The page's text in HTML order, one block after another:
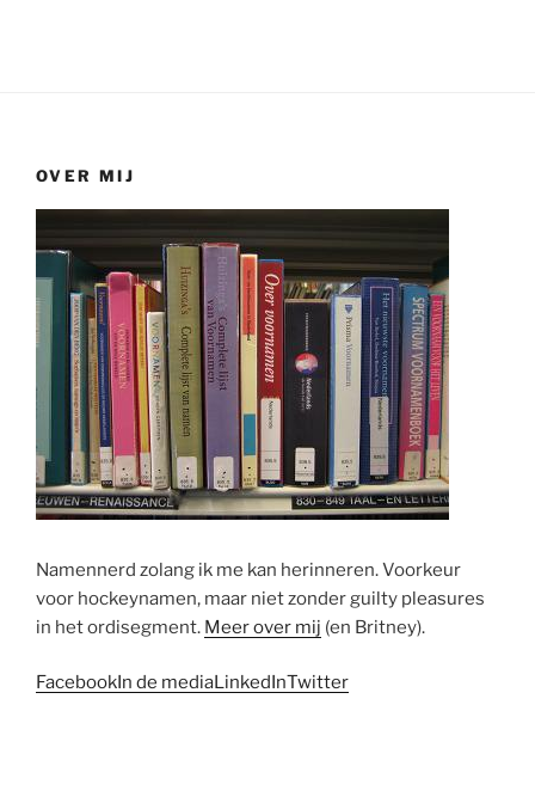
OVER MIJ
Namennerd zolang ik me kan herinneren. Voorkeur
voor hockeynamen, maar niet zonder guilty pleasures
in het ordisegment. Meer over mij (en Britney).
FacebookIn de mediaLinkedInTwitter